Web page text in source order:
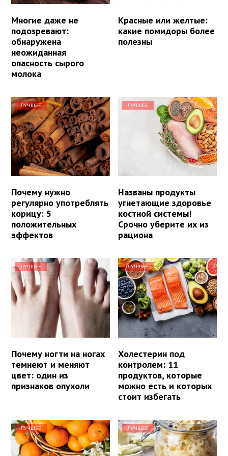
Многие даже не
подозревают:
обнаружена
неожиданная
опасность сырого
молока
Красные или желтые:
какие помидоры более
полезны
ЛУЧШЕЕ
Почему нужно
регулярно употреблять
корицу: 5
положительных
эффектов
ЛУЧШЕЕ
Названы продукты
угнетающие здоровье
костной системы!
Срочно уберите их из
рациона
ЛУЧШЕЕ
Почему ногти на ногах
темнеют и меняют
цвет: один из
признаков опухоли
ЛУЧШЕЕ
Холестерин под
контролем: 11
продуктов, которые
можно есть и которых
стоит избегать
ЛУЧШЕЕ ЛУЧШЕЕ